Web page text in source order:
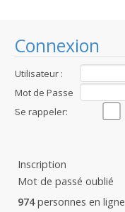
Connexion
Utilisateur :
Mot de Passe
:Se rappeler:
Inscription
Mot de passé oublié
974personnes en ligne